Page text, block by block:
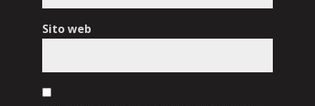
Sito web